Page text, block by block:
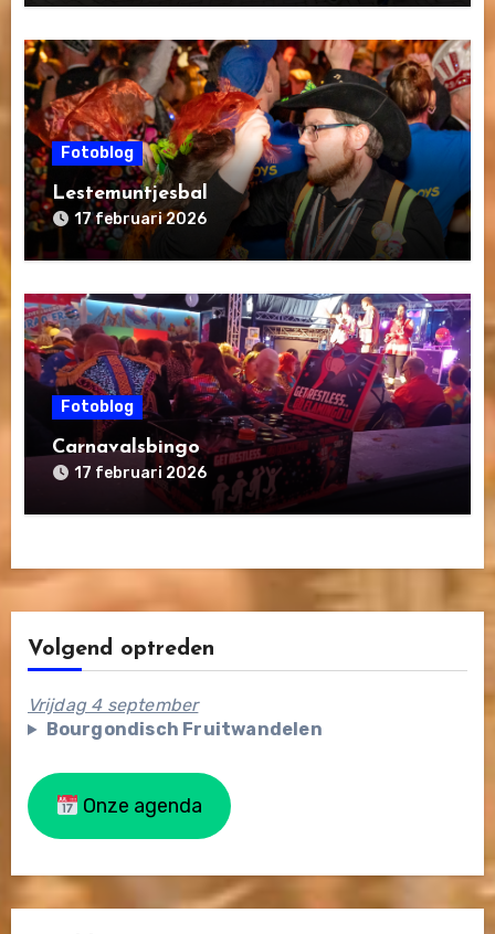
Fotoblog
Lestemuntjesbal
17 februari 2026
Fotoblog
Carnavalsbingo
17 februari 2026
Volgend optreden
Vrijdag 4 september
Bourgondisch Fruitwandelen
Onze agenda